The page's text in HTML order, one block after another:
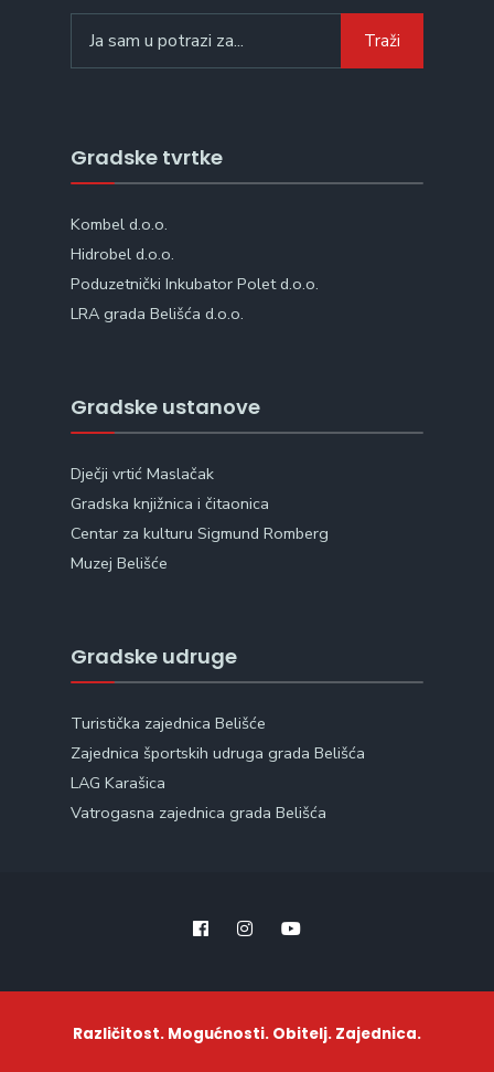
for:
Traži
Gradske tvrtke
Kombel d.o.o.
Hidrobel d.o.o.
Poduzetnički Inkubator Polet d.o.o.
LRA grada Belišća d.o.o.
Gradske ustanove
Dječji vrtić Maslačak
Gradska knjižnica i čitaonica
Centar za kulturu Sigmund Romberg
Muzej Belišće
Gradske udruge
Turistička zajednica Belišće
Zajednica športskih udruga grada Belišća
LAG Karašica
Vatrogasna zajednica grada Belišća
Različitost. Mogućnosti. Obitelj. Zajednica.